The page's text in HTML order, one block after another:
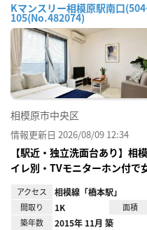
Kマンスリー相模原駅南口
105(No.482074)
相模原市中央区
情報更新日 2026/08/09 12:34
【駅近・独立洗面台あり】相
イレ別・TVモニターホン付で
アクセス 相模線「橋本駅」
間取り 1K 面積
築年数 2015年 11月 築